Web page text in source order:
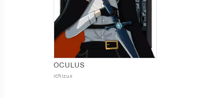
OCULUS
ichizux